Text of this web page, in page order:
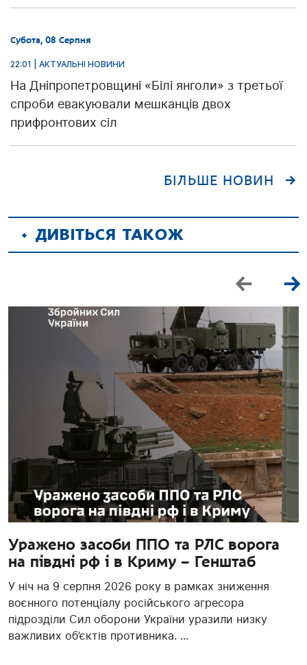
Субота, 08 Серпня
22:01 | АКТУАЛЬНІ НОВИНИ
На Дніпропетровщині «Білі янголи» з третьої
спроби евакуювали мешканців двох
прифронтових сіл
БІЛЬШЕ НОВИН
ДИВІТЬСЯ ТАКОЖ
Уражено засоби ППО та РЛС ворога
на півдні рф і в Криму – Генштаб
У ніч на 9 серпня 2026 року в рамках зниження
воєнного потенціалу російського агресора
підрозділи Сил оборони України уразили низку
важливих об’єктів противника. ...